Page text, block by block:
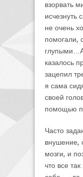
взорвать
исчезнуть
не очень
помогали,
казалось
зацепил
я сама
своей
помощью
Часто
внушение,
мозги, и
что все